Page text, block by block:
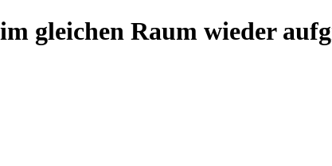
gleichen Raum wieder